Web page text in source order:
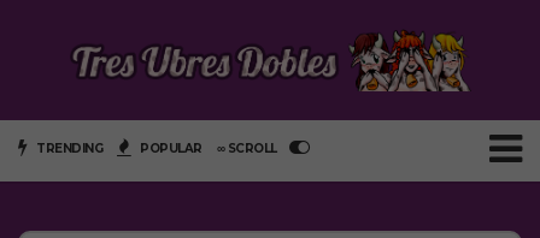
TRENDING POPULAR ∞ SCROLL